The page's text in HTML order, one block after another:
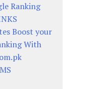
Ranking
Boost your
With